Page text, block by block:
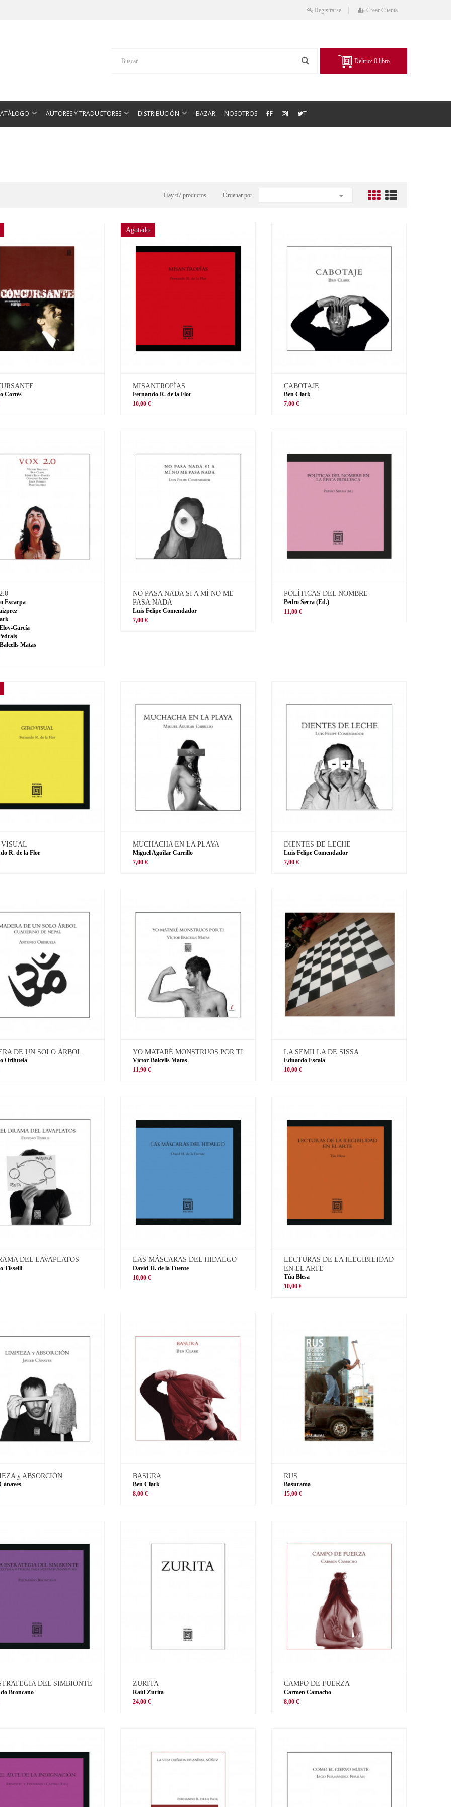
Registrarse Crear Cuenta
Delirio: 0 libro
AUTORES Y TRADUCTORES DISTRIBUCIÓN BAZAR NOSOTROS F I T
Hay 67 productos. Ordenar por: 
Cortés
Agotado
MISANTROPÍAS
Fernando R. de la Flor
10,00 €
CABOTAJE
Ben Clark
7,00 €
Escarpa
García
Matas
NO PASA NADA SI A MÍ NO ME
PASA NADA
Luis Felipe Comendador
7,00 €
POLÍTICAS DEL NOMBRE
Pedro Serra (Ed.)
11,00 €
VISUAL
R. de la Flor
MUCHACHA EN LA PLAYA
Miguel Aguilar Carrillo
7,00 €
DIENTES DE LECHE
Luis Felipe Comendador
7,00 €
DE UN SOLO ÁRBOL
Orihuela
YO MATARÉ MONSTRUOS POR TI
Víctor Balcells Matas
11,90 €
LA SEMILLA DE SISSA
Eduardo Escala
10,00 €
DEL LAVAPLATOS
Tisselli
LAS MÁSCARAS DEL HIDALGO
David H. de la Fuente
10,00 €
LECTURAS DE LA ILEGIBILIDAD
EN EL ARTE
Túa Blesa
10,00 €
y ABSORCIÓN BASURA
Ben Clark
8,00 €
RUS
Basurama
15,00 €
DEL SIMBIONTE
Broncano
ZURITA
Raúl Zurita
24,00 €
CAMPO DE FUERZA
Carmen Camacho
8,00 €